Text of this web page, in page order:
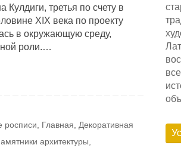
третья по счету в
XIX века по проекту
в окружающую среду,
роли.…
росписи, Главная,Декоративная
архитектуры,